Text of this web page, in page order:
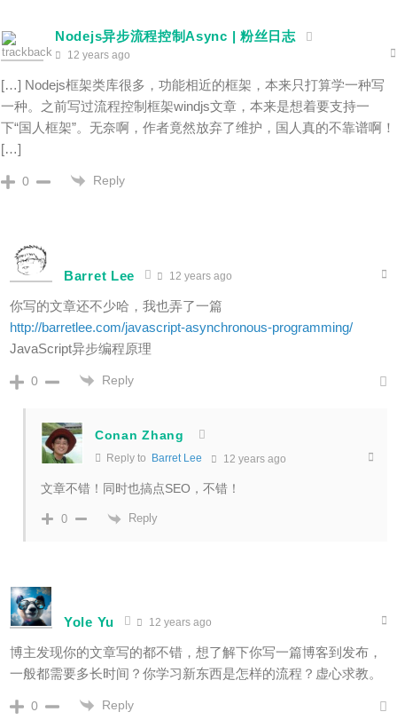
Nodejs异步流程控制Async | 粉丝日志
12 years ago
[…] Nodejs框架类库很多，功能相近的框架，本来只打算学一种写
一种。之前写过流程控制框架windjs文章，本来是想着要支持一
下“国人框架”。无奈啊，作者竟然放弃了维护，国人真的不靠谱啊！
[…]
0 Reply
Barret Lee 12 years ago
你写的文章还不少哈，我也弄了一篇
http://barretlee.com/javascript-asynchronous-programming/
JavaScript异步编程原理
0 Reply
Conan Zhang
Reply to Barret Lee 12 years ago
文章不错！同时也搞点SEO，不错！
0 Reply
Yole Yu 12 years ago
博主发现你的文章写的都不错，想了解下你写一篇博客到发布，
一般都需要多长时间？你学习新东西是怎样的流程？虚心求教。
0 Reply